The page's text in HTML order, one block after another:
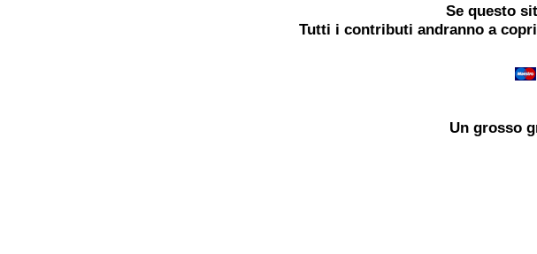
Se questo
Tutti i contributi andranno a
Un grosso